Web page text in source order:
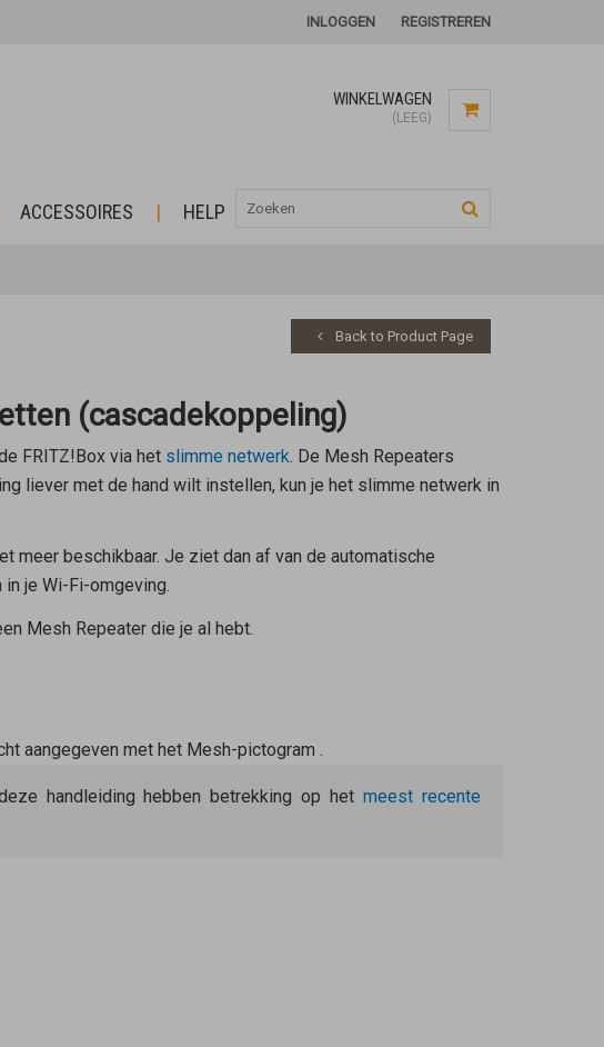
INLOGGEN REGISTREREN
WINKELWAGEN
(LEEG)
ACCESSOIRES HELP
Back to Product Page
(cascadekoppeling)
FRITZ!Box via het slimme netwerk . De Mesh Repeaters
liever met de hand wilt instellen, kun je het slimme netwerk in
beschikbaar. Je ziet dan af van de automatische
je Wi-Fi-omgeving.
Mesh Repeaterdie je al hebt.
aangegeven met het Mesh-pictogram .
handleiding hebben betrekking op het meest recente